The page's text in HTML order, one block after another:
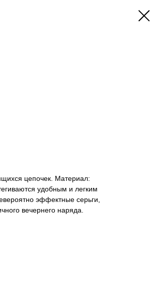
цепочек. Материал:
удобным и легким
эффектные серьги,
вечернего наряда.